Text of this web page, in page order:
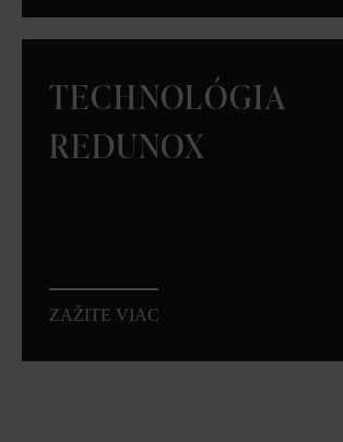
TECHNOLÓGIA
REDUNOX
ZAŽITE VIAC